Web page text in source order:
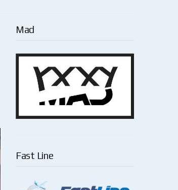
Mad
Fast Line